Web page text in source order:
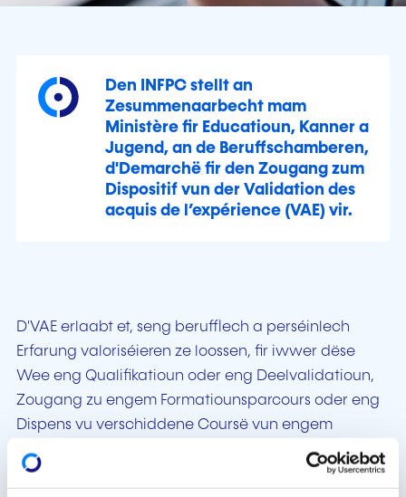
Den INFPC stellt an
Zesummenaarbecht mam
Ministère fir Educatioun, Kanner a
Jugend, an de Beruffschamberen,
d'Demarchë fir den Zougang zum
Dispositif vun der Validation des
acquis de l’expérience (VAE) vir.
D'VAE erlaabt et, seng berufflech a perséinlech
Erfarung valoriséieren ze loossen, fir iwwer dëse
Wee eng Qualifikatioun oder eng Deelvalidatioun,
Zougang zu engem Formatiounsparcours oder eng
Dispens vu verschiddene Coursë vun engem
Studieprogramm ze kréien. Betraff sinn déi follgend
Qualifikatiounen: